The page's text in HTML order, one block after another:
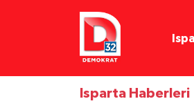
Isparta Haberleri
Isparta Nöbetçi Eczaneler
Isparta Hava Durumu